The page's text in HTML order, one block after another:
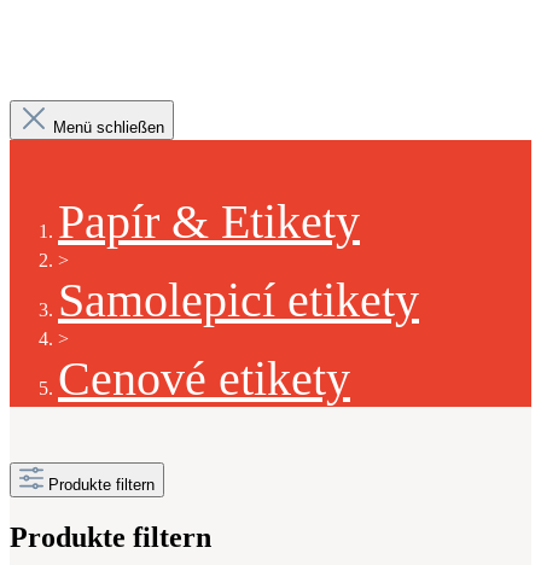
Menü schließen
Papír & Etikety
>
Samolepicí etikety
>
Cenové etikety
Produkte filtern
Produkte filtern